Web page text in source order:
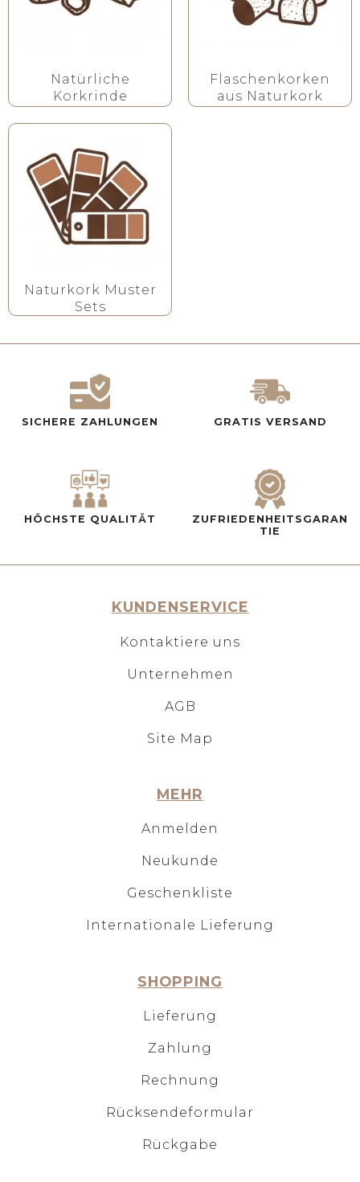
Natürliche
Korkrinde
Flaschenkorken
aus Naturkork
Naturkork Muster
Sets
SICHERE ZAHLUNGEN GRATIS VERSAND
HÖCHSTE QUALITÄT
ZUFRIEDENHEITSGARAN
TIE
KUNDENSERVICE
Kontaktiere uns
Unternehmen
AGB
Site Map
MEHR
Anmelden
Neukunde
Geschenkliste
Internationale Lieferung
SHOPPING
Lieferung
Zahlung
Rechnung
Rücksendeformular
Rückgabe